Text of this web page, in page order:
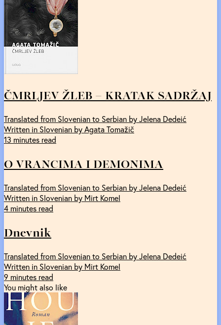
ČMRLJEV ŽLEB – KRATAK SADRŽAJ
Translated from Slovenian to Serbian by Jelena Dedeić
Written in Slovenian by Agata Tomažič
13 minutes read
O VRANCIMA I DEMONIMA
Translated from Slovenian to Serbian by Jelena Dedeić
Written in Slovenian by Mirt Komel
4 minutes read
Dnevnik
Translated from Slovenian to Serbian by Jelena Dedeić
Written in Slovenian by Mirt Komel
9 minutes read
You might also like